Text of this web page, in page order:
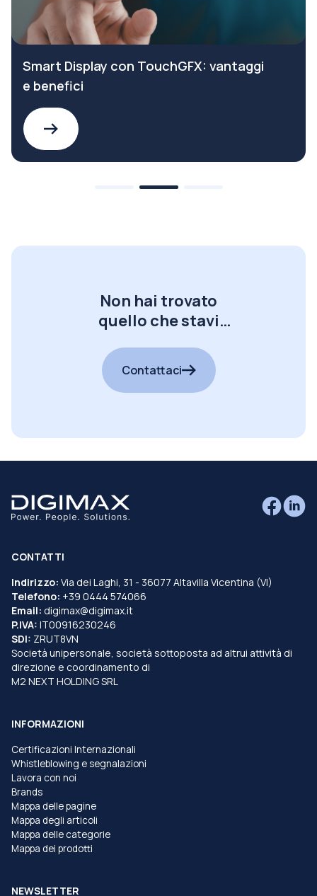
Smart Display con TouchGFX: vantaggi
e benefici
Non hai trovato
quello che stavi
Contattaci
CONTATTI
Indirizzo: Via dei Laghi, 31 - 36077 Altavilla Vicentina (VI)
Telefono: +39 0444 574066
Email: digimax@digimax.it
P.IVA: IT00916230246
SDI: ZRUT8VN
Società unipersonale, società sottoposta ad altrui attività di
direzione e coordinamento di
M2 NEXT HOLDING SRL
INFORMAZIONI
Certificazioni Internazionali
Whistleblowing e segnalazioni
Lavora con noi
Brands
Mappa delle pagine
Mappa degli articoli
Mappa delle categorie
Mappa dei prodotti
NEWSLETTER